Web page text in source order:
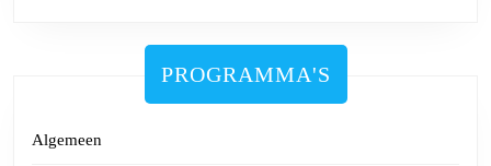
PROGRAMMA'S
Algemeen